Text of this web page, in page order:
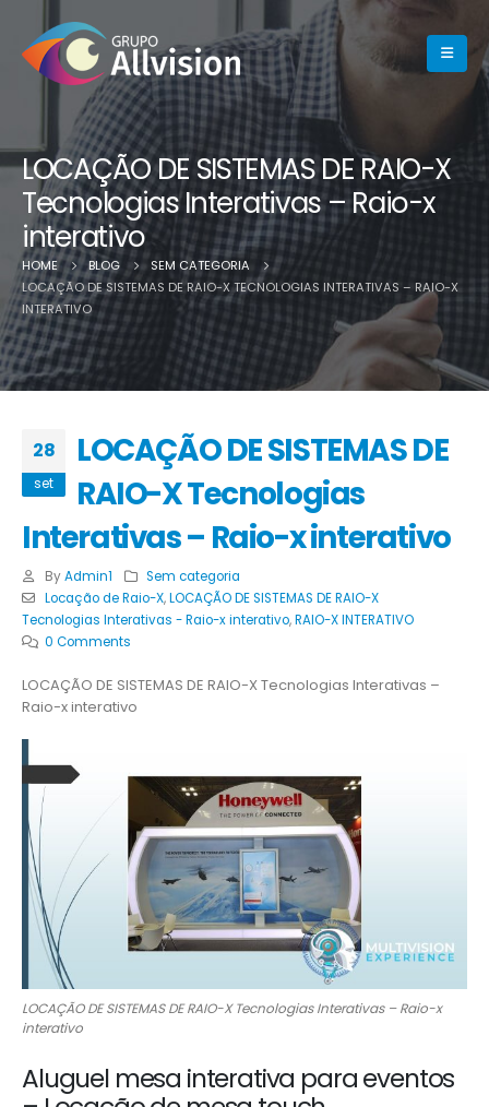
LOCAÇÃO DE SISTEMAS DE RAIO-X
Tecnologias Interativas – Raio-x
interativo
HOME BLOG
SEM CATEGORIA
LOCAÇÃO DE SISTEMAS DE RAIO-X TECNOLOGIAS INTERATIVAS – RAIO-X
INTERATIVO
28
set
LOCAÇÃO DE SISTEMAS DE
RAIO-X Tecnologias
Interativas – Raio-x interativo
By Admin1
Sem categoria
Locação de Raio-X,LOCAÇÃO DE SISTEMAS DE RAIO-X
Tecnologias Interativas - Raio-x interativo,RAIO-X INTERATIVO
0 Comments
LOCAÇÃO DE SISTEMAS DE RAIO-X Tecnologias Interativas –
Raio-x interativo
LOCAÇÃO DE SISTEMAS DE RAIO-X Tecnologias Interativas – Raio-x
interativo
Aluguel mesa interativa para eventos